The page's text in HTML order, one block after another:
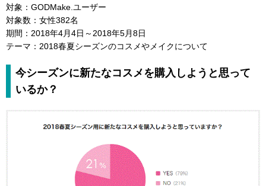
対象：GODMake.ユーザー
対象数：女性382名
期間：2018年4月4日～2018年5月8日
テーマ：2018春夏シーズンのコスメやメイクについて
今シーズンに新たなコスメを購入しようと思って
いるか？